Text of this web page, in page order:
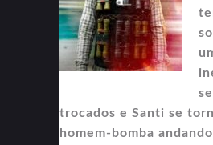
trocados e Santi se
homem-bomba